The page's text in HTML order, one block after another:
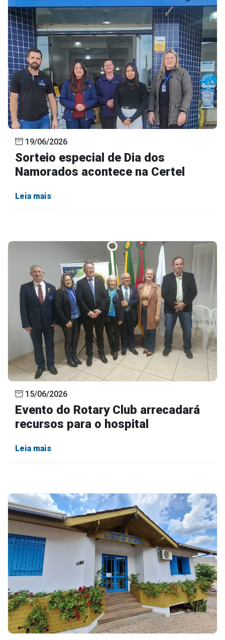
19/06/2026
Sorteio especial de Dia dos
Namorados acontece na Certel
Leia mais
15/06/2026
Evento do Rotary Club arrecadará
recursos para o hospital
Leia mais